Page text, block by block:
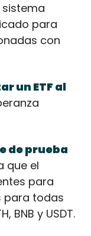
para
con
un ETF al
de prueba
que el
para
para todas
BNB y USDT.